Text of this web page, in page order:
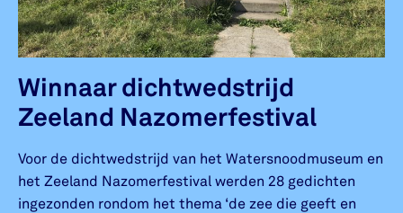
Winnaar dichtwedstrijd
Zeeland Nazomerfestival
Voor de dichtwedstrijd van het Watersnoodmuseum en
het Zeeland Nazomerfestival werden 28 gedichten
ingezonden rondom het thema ‘de zee die geeft en